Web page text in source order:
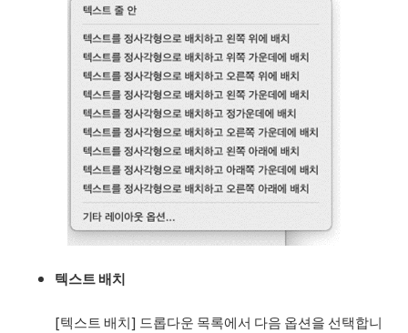
텍스트배치
[텍스트 배치] 드롭다운 목록에서 다음 옵션을 선택합니